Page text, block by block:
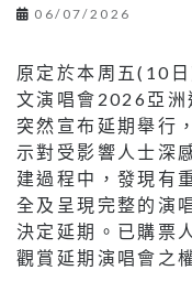
06/07/2026
原定於本周五(10
文演唱會2026亞洲
突然宣布延期舉行
示對受影響人士深
建過程中，發現有
全及呈現完整的演
決定延期。已購票
觀賞延期演唱會之